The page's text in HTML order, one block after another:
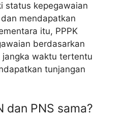
status kepegawaian
mendapatkan
itu, PPPK
berdasarkan
jangka waktu tertentu
tunjangan
dan PNS sama?